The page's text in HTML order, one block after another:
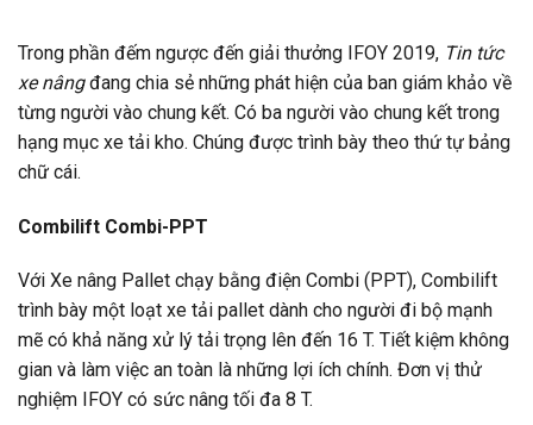
Trong phần đếm ngược đến giải thưởng IFOY 2019, Tin tức
xe nângđang chia sẻ những phát hiện của ban giám khảo về
từng người vào chung kết. Có ba người vào chung kết trong
hạng mục xe tải kho. Chúng được trình bày theo thứ tự bảng
chữ cái.
Combilift Combi-PPT
Với Xe nâng Pallet chạy bằng điện Combi (PPT), Combilift
trình bày một loạt xe tải pallet dành cho người đi bộ mạnh
mẽ có khả năng xử lý tải trọng lên đến 16 T. Tiết kiệm không
gian và làm việc an toàn là những lợi ích chính. Đơn vị thử
nghiệm IFOY có sức nâng tối đa 8 T.